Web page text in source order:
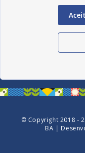
© Copyright 2018 -
BA |